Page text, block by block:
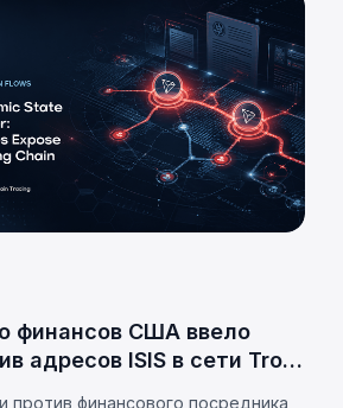
финансов США ввело
адресов ISIS в сети Tron
против финансового посредника